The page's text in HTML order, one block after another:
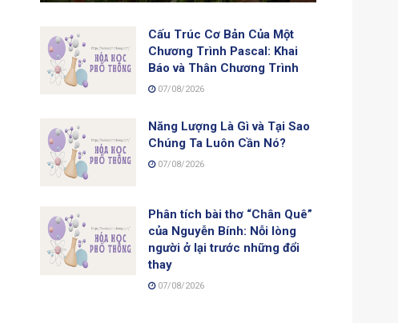
Cấu Trúc Cơ Bản Của Một
Chương Trình Pascal: Khai
Báo và Thân Chương Trình
07/08/2026
Năng Lượng Là Gì và Tại Sao
Chúng Ta Luôn Cần Nó?
07/08/2026
Phân tích bài thơ “Chân Quê”
của Nguyễn Bính: Nỗi lòng
người ở lại trước những đổi
thay
07/08/2026